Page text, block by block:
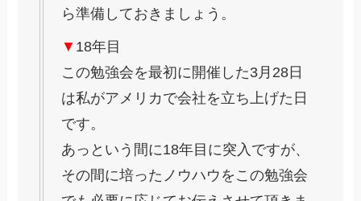
ら準備しておきましょう。
▼ 18年目
この勉強会を最初に開催した3月28日
は私がアメリカで会社を立ち上げた日
です。
あっという間に18年目に突入ですが、
その間に培ったノウハウをこの勉強会